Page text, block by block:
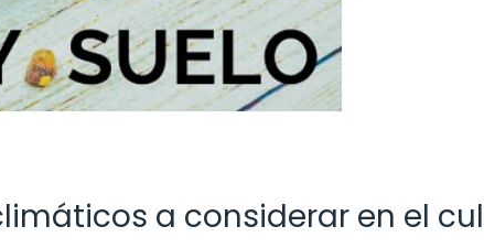
a considerar en el